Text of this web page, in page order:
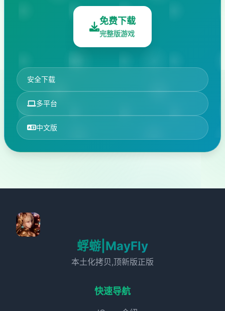
免费下载
完整版游戏
安全下载
多平台
中文版
蜉蝣|MayFly
本土化拷贝,顶新版正版
快速导航